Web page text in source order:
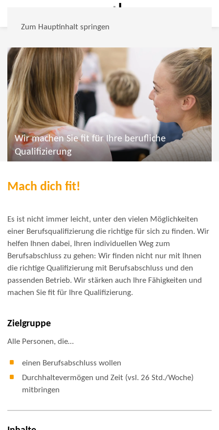
Zum Hauptinhalt springen
Wir machen Sie fit für Ihre berufliche
Qualifizierung
Mach dich fit!
Es ist nicht immer leicht, unter den vielen Möglichkeiten
einer Berufsqualifizierung die richtige für sich zu finden. Wir
helfen Ihnen dabei, Ihren individuellen Weg zum
Berufsabschluss zu gehen: Wir finden nicht nur mit Ihnen
die richtige Qualifizierung mit Berufsabschluss und den
passenden Betrieb. Wir stärken auch Ihre Fähigkeiten und
machen Sie fit für Ihre Qualifizierung.
Zielgruppe
Alle Personen, die…
einen Berufsabschluss wollen
Durchhaltevermögen und Zeit (vsl. 26 Std./Woche)
mitbringen